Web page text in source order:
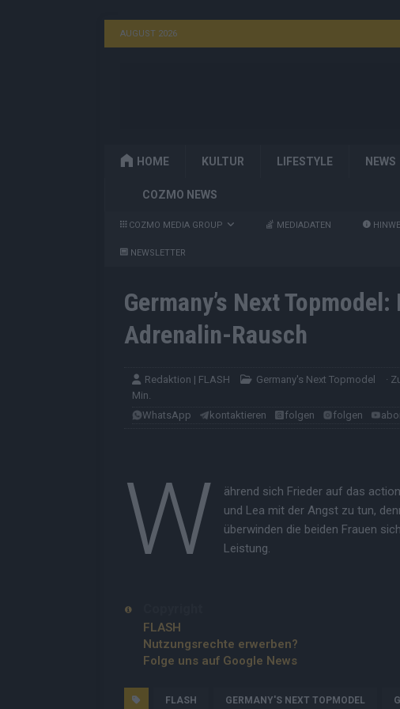
AUGUST 2026
HOME KULTUR LIFESTYLE NEWS
COZMO NEWS
COZMO MEDIA GROUP MEDIADATEN
NEWSLETTER
Germany’s Next
Adrenalin-Rausch
Redaktion | FLASH Germany's Next Topmodel ·
Min.
WhatsApp
kontaktieren folgen folgen
W
ährend sich Frieder auf das
und Lea mit der Angst zu tun,
überwinden die beiden Frauen
Leistung.
FLASH
Nutzungsrechte erwerben?
Folge uns auf Google News
FLASH GERMANY'S NEXT TOPMODEL